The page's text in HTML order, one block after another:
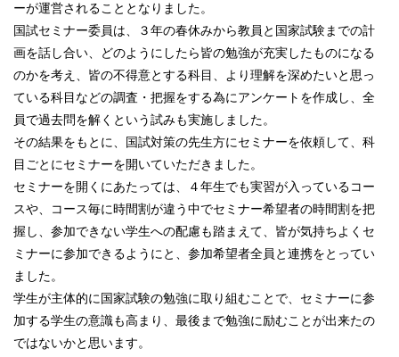
ーが運営されることとなりました。
国試セミナー委員は、３年の春休みから教員と国家試験までの計
画を話し合い、
どのようにしたら皆の勉強が充実したものになる
のかを考え、皆の不得意とする科目、より理解を深めたいと思っ
ている科目などの調査・把握をする為にアンケートを作成し、全
員で過去問を解くという試みも実施しました。
その結果をもとに、国試対策の先生方にセミナーを依頼して、科
目ごとにセミナーを開いていただきました。
セミナーを開くにあたっては、４年生でも実習が入っているコー
スや、コース毎に時間割が違う中でセミナー希望者の時間割を把
握し、参加できない学生への配慮も踏まえて、皆が気持ちよくセ
ミナーに参加できるようにと、参加希望者全員と連携をとってい
ました。
学生が主体的に国家試験の勉強に取り組むことで、セミナーに参
加する学生の意識も高まり、最後まで勉強に励むことが出来たの
ではないかと思います。